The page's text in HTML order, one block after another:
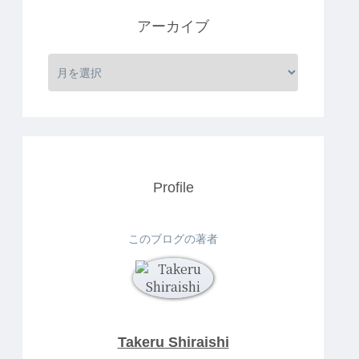
アーカイブ
Profile
このブログの著者
Takeru Shiraishi